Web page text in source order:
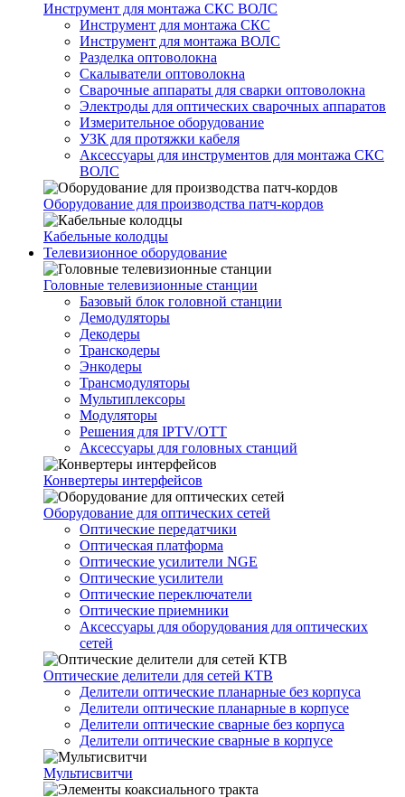
Инструмент для монтажа СКС ВОЛС
Инструмент для монтажа СКС
Инструмент для монтажа ВОЛС
Разделка оптоволокна
Скалыватели оптоволокна
Сварочные аппараты для сварки оптоволокна
Электроды для оптических сварочных аппаратов
Измерительное оборудование
УЗК для протяжки кабеля
Аксессуары для инструментов для монтажа СКС
ВОЛС
Оборудование для производства патч-кордов
Кабельные колодцы
Телевизионное оборудование
Головные телевизионные станции
Базовый блок головной станции
Демодуляторы
Декодеры
Транскодеры
Энкодеры
Трансмодуляторы
Мультиплексоры
Модуляторы
Решения для IPTV/OTT
Аксессуары для головных станций
Конвертеры интерфейсов
Оборудование для оптических сетей
Оптические передатчики
Оптическая платформа
Оптические усилители NGE
Оптические усилители
Оптические переключатели
Оптические приемники
Аксессуары для оборудования для оптических
сетей
Оптические делители для сетей КТВ
Делители оптические планарные без корпуса
Делители оптические планарные в корпусе
Делители оптические сварные без корпуса
Делители оптические сварные в корпусе
Мультисвитчи